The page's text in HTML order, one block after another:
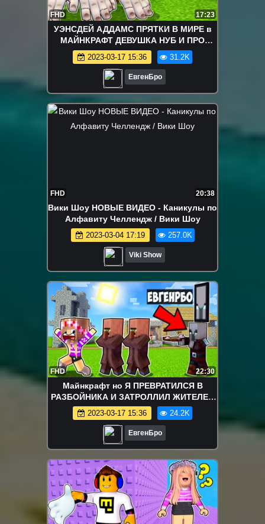
FHD 17:23
УЭНСДЕЙ АДДАМС ПРЯТКИ В МИРЕ в
МАЙНКРАФТ ДЕВУШКА НУБ И ПРО
ВИДЕО ТРОЛЛИНГ MINECRAFT
Wednesday Addams
2023-03-17 15:36 31.2K
ЕвгенБро
FHD 20:38
Вики Шоу НОВЫЕ ВИДЕО - Каникулы по
Алфавиту Челлендж / Вики Шоу
2023-03-04 17:19 257.0K
Viki Show
FHD 22:30
Майнкрафт но Я ПРЕВРАТИЛСЯ В
РАЗБОЙНИКА И ЗАТРОЛЛИЛ ЖИТЕЛЕЙ
в Майнкрафте Троллинг Ловушка
Minecraft
2023-03-17 15:36 24.2K
ЕвгенБро